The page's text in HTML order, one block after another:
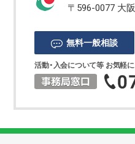
〒596-0077 大
無料一般相談
活動・入会について等 お気軽